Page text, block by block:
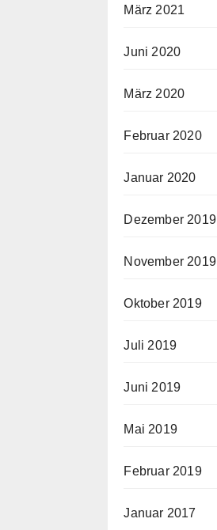
März 2021
Juni 2020
März 2020
Februar 2020
Januar 2020
Dezember 2019
November 2019
Oktober 2019
Juli 2019
Juni 2019
Mai 2019
Februar 2019
Januar 2017